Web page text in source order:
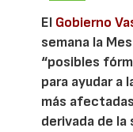
El Gobierno
semana la
“posibles
para ayudar a
más
derivada de la